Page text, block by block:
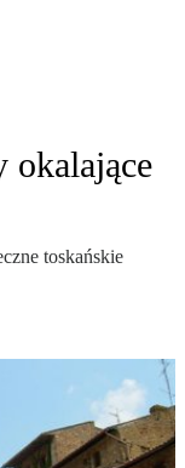
okalające
toskańskie